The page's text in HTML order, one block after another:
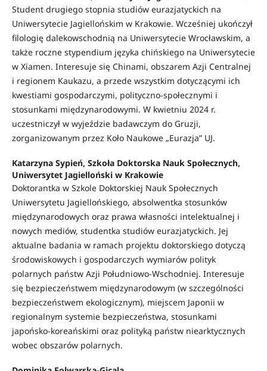
Student drugiego stopnia studiów eurazjatyckich na
Uniwersytecie Jagiellońskim w Krakowie. Wcześniej ukończył
filologię dalekowschodnią na Uniwersytecie Wrocławskim, a
także roczne stypendium języka chińskiego na Uniwersytecie
w Xiamen. Interesuje się Chinami, obszarem Azji Centralnej
i regionem Kaukazu, a przede wszystkim dotyczącymi ich
kwestiami gospodarczymi, polityczno-społecznymi i
stosunkami międzynarodowymi. W kwietniu 2024 r.
uczestniczył w wyjeździe badawczym do Gruzji,
zorganizowanym przez Koło Naukowe „Eurazja” UJ.
Katarzyna Sypień, Szkoła Doktorska Nauk Społecznych,
Uniwersytet Jagielloński w Krakowie
Doktorantka w Szkole Doktorskiej Nauk Społecznych
Uniwersytetu Jagiellońskiego, absolwentka stosunków
międzynarodowych oraz prawa własności intelektualnej i
nowych mediów, studentka studiów eurazjatyckich. Jej
aktualne badania w ramach projektu doktorskiego dotyczą
środowiskowych i gospodarczych wymiarów polityk
polarnych państw Azji Południowo-Wschodniej. Interesuje
się bezpieczeństwem międzynarodowym (w szczególności
bezpieczeństwem ekologicznym), miejscem Japonii w
regionalnym systemie bezpieczeństwa, stosunkami
japońsko-koreańskimi oraz polityką państw niearktycznych
wobec obszarów polarnych.